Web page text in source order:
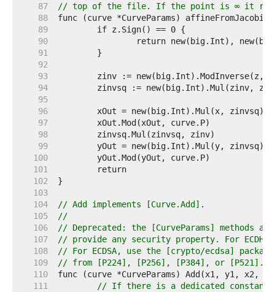
    87
// top of the file. If the point is ∞ it
    88
    89
    90
    91
    92
    93
    94
    95
    96
    97
    98
    99
   100
   101
   102
   103
   104
// Add implements [Curve.Add].
   105
//
   106
// Deprecated: the [CurveParams] methods
   107
// provide any security property. For ECDH,
   108
// For ECDSA, use the [crypto/ecdsa]
   109
// from [P224], [P256], [P384], or [P521].
   110
   111
// If there is a dedicated constant-